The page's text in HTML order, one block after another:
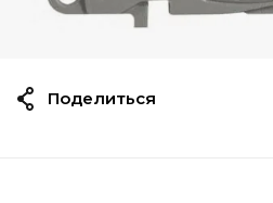
Поделиться